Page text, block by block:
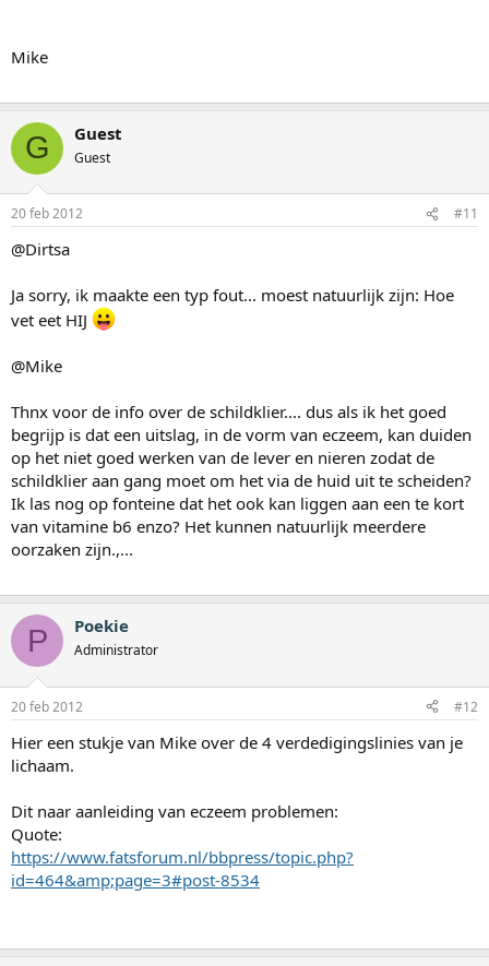
Mike
G Guest
Guest
20 feb 2012 #11
@Dirtsa
Ja sorry, ik maakte een typ fout... moest natuurlijk zijn: Hoe
vet eet HIJ
@Mike
Thnx voor de info over de schildklier.... dus als ik het goed
begrijp is dat een uitslag, in de vorm van eczeem, kan duiden
op het niet goed werken van de lever en nieren zodat de
schildklier aan gang moet om het via de huid uit te scheiden?
Ik las nog op fonteine dat het ook kan liggen aan een te kort
van vitamine b6 enzo? Het kunnen natuurlijk meerdere
oorzaken zijn.,...
P Poekie
Administrator
20 feb 2012 #12
Hier een stukje van Mike over de 4 verdedigingslinies van je
lichaam.
Dit naar aanleiding van eczeem problemen:
Quote:
https://www.fatsforum.nl/bbpress/topic.php?
id=464&amp;page=3#post-8534